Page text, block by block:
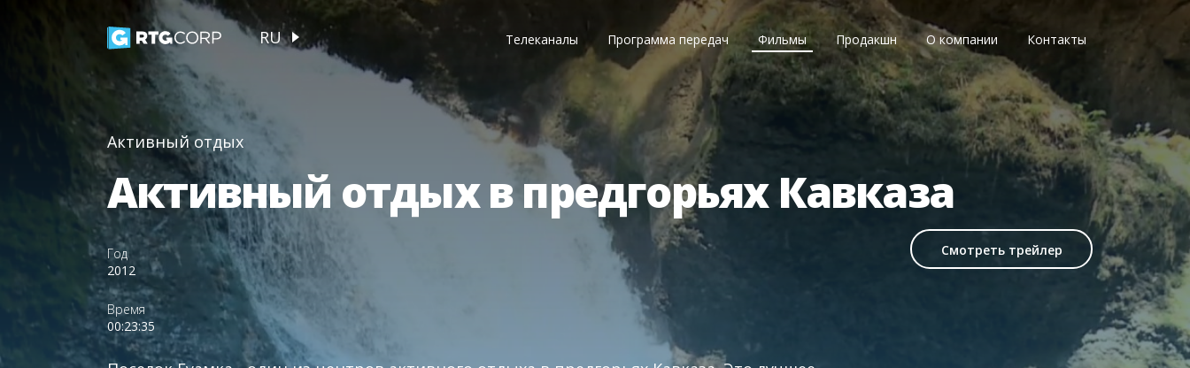
RU Телеканалы Программа передач Фильмы Продакшн О компании Контакты
Активный отдых
Активный отдых в предгорьях Кавказа
Смотреть трейлер
Год
2012
Время
00:23:35